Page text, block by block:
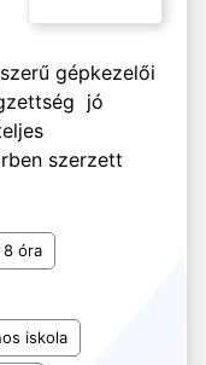
gépkezelői
jó
szerzett
8 óra
iskola